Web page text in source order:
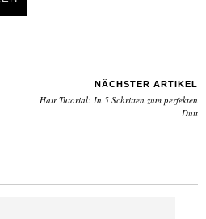
NÄCHSTER ARTIKEL
Hair Tutorial: In 5 Schritten zum perfekten
Dutt